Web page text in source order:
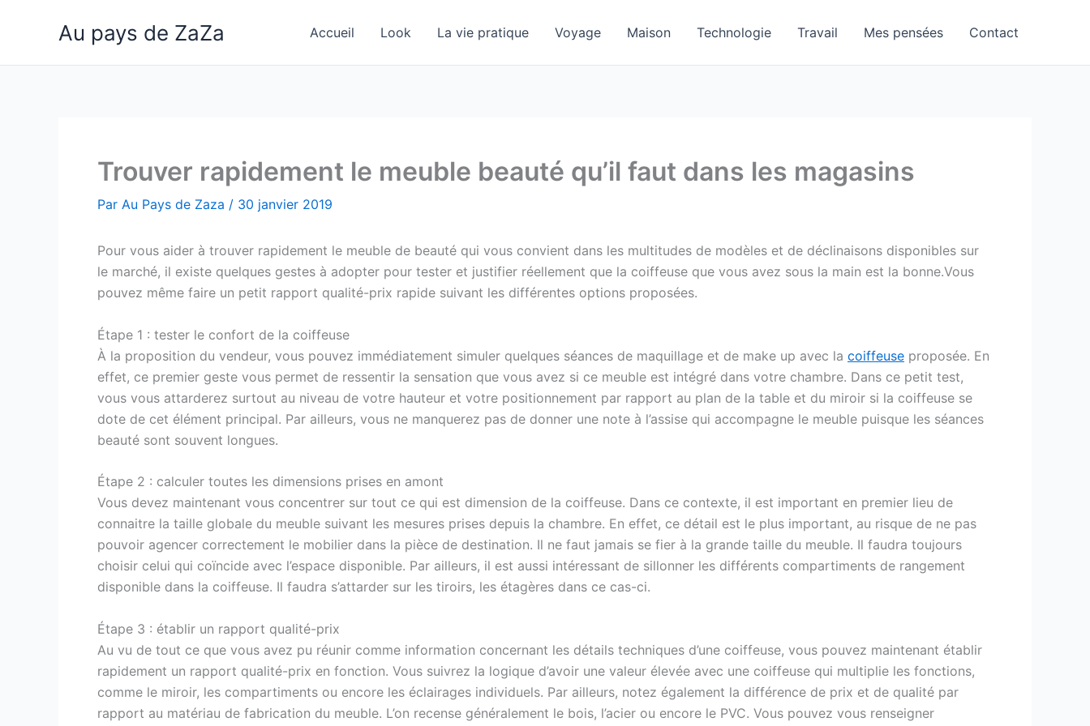
Au pays de ZaZa Accueil Look La vie pratique Voyage Maison Technologie Travail Mes pensées Contact
Trouver rapidement le meuble beauté qu’il faut dans les magasins
Par Au Pays de Zaza / 30 janvier 2019
Pour vous aider à trouver rapidement le meuble de beauté qui vous convient dans les multitudes de modèles et de déclinaisons disponibles sur
le marché, il existe quelques gestes à adopter pour tester et justifier réellement que la coiffeuse que vous avez sous la main est la bonne.Vous
pouvez même faire un petit rapport qualité-prix rapide suivant les différentes options proposées.
Étape 1 : tester le confort de la coiffeuse
À la proposition du vendeur, vous pouvez immédiatement simuler quelques séances de maquillage et de make up avec la coiffeuse proposée. En
effet, ce premier geste vous permet de ressentir la sensation que vous avez si ce meuble est intégré dans votre chambre. Dans ce petit test,
vous vous attarderez surtout au niveau de votre hauteur et votre positionnement par rapport au plan de la table et du miroir si la coiffeuse se
dote de cet élément principal. Par ailleurs, vous ne manquerez pas de donner une note à l’assise qui accompagne le meuble puisque les séances
beauté sont souvent longues.
Étape 2 : calculer toutes les dimensions prises en amont
Vous devez maintenant vous concentrer sur tout ce qui est dimension de la coiffeuse. Dans ce contexte, il est important en premier lieu de
connaitre la taille globale du meuble suivant les mesures prises depuis la chambre. En effet, ce détail est le plus important, au risque de ne pas
pouvoir agencer correctement le mobilier dans la pièce de destination. Il ne faut jamais se fier à la grande taille du meuble. Il faudra toujours
choisir celui qui coïncide avec l’espace disponible. Par ailleurs, il est aussi intéressant de sillonner les différents compartiments de rangement
disponible dans la coiffeuse. Il faudra s’attarder sur les tiroirs, les étagères dans ce cas-ci.
Étape 3 : établir un rapport qualité-prix
Au vu de tout ce que vous avez pu réunir comme information concernant les détails techniques d’une coiffeuse, vous pouvez maintenant établir
rapidement un rapport qualité-prix en fonction. Vous suivrez la logique d’avoir une valeur élevée avec une coiffeuse qui multiplie les fonctions,
comme le miroir, les compartiments ou encore les éclairages individuels. Par ailleurs, notez également la différence de prix et de qualité par
rapport au matériau de fabrication du meuble. L’on recense généralement le bois, l’acier ou encore le PVC. Vous pouvez vous renseigner